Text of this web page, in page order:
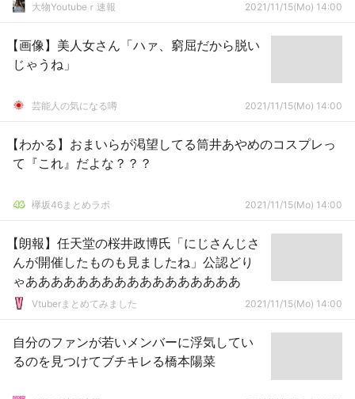
大物Youtubeｒ速報 2021/11/15(Mo) 14:00
【画像】美人女さん「ハァ、窮屈だから脱い
じゃうね」
芸能人の気になる噂 2021/11/15(Mo) 14:00
【わかる】おまいらが渇望してる筒井あやめのコスプレっ
て『これ』だよな？？？
欅坂46まとめラボ 2021/11/15(Mo) 14:00
【朗報】任天堂の桜井政博氏「にじさんじさ
んが開催したものも見ましたね」公認どり
ゃあああああああああああああああああ
Vtuberまとめてみました 2021/11/15(Mo) 14:00
自分のファンが若いメンバーに浮気してい
るのを見つけてブチキレる橋本陽菜